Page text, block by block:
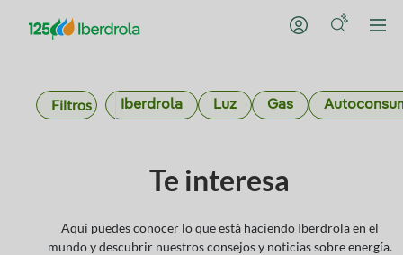
Filtros Iberdrola Luz Gas
Te interesa
Aquí puedes conocer lo que está haciendo Iberdrola en el
mundo y descubrir nuestros consejos y noticias sobre energía.